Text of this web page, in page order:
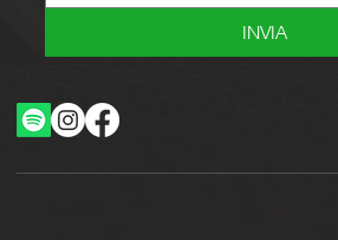
INVIA